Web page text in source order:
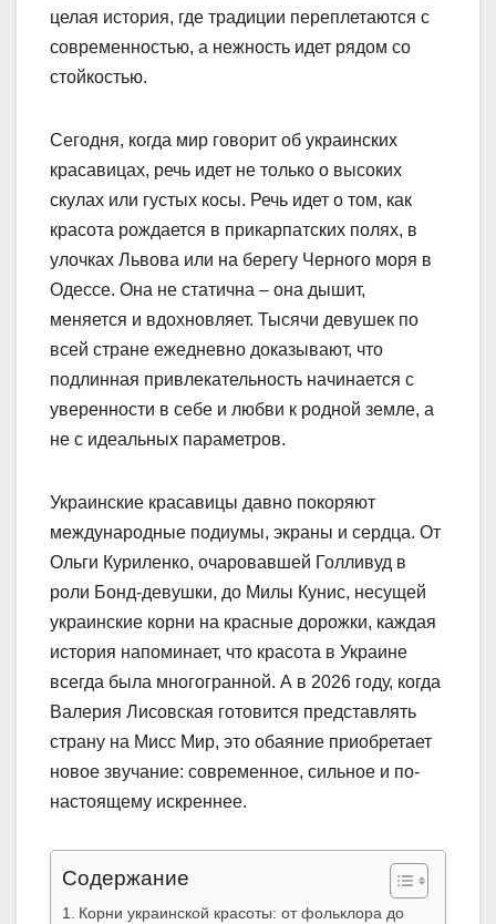
целая история, где традиции переплетаются с
современностью, а нежность идет рядом со
стойкостью.
Сегодня, когда мир говорит об украинских
красавицах, речь идет не только о высоких
скулах или густых косы. Речь идет о том, как
красота рождается в прикарпатских полях, в
улочках Львова или на берегу Черного моря в
Одессе. Она не статична – она дышит,
меняется и вдохновляет. Тысячи девушек по
всей стране ежедневно доказывают, что
подлинная привлекательность начинается с
уверенности в себе и любви к родной земле, а
не с идеальных параметров.
Украинские красавицы давно покоряют
международные подиумы, экраны и сердца. От
Ольги Куриленко, очаровавшей Голливуд в
роли Бонд-девушки, до Милы Кунис, несущей
украинские корни на красные дорожки, каждая
история напоминает, что красота в Украине
всегда была многогранной. А в 2026 году, когда
Валерия Лисовская готовится представлять
страну на Мисс Мир, это обаяние приобретает
новое звучание: современное, сильное и по-
настоящему искреннее.
Содержание
Корни украинской красоты: от фольклора до